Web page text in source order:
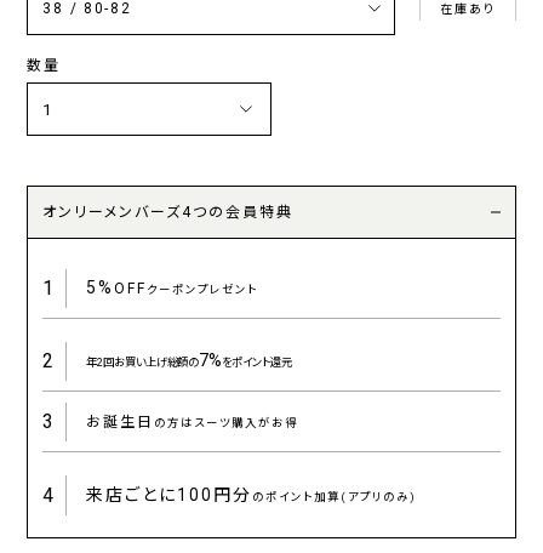
在庫あり
数量
オンリーメンバーズ4つの会員特典
1 5%OFFクーポンプレゼント
2 年2回お買い上げ総額の7%をポイント還元
3 お誕生日 の方はスーツ購入がお得
4 来店ごとに100円分 のポイント加算(アプリのみ)